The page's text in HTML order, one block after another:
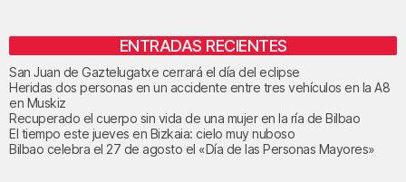
ENTRADAS RECIENTES
San Juan de Gaztelugatxe cerrará el día del eclipse
Heridas dos personas en un accidente entre tres vehículos en la A8
en Muskiz
Recuperado el cuerpo sin vida de una mujer en la ría de Bilbao
El tiempo este jueves en Bizkaia: cielo muy nuboso
Bilbao celebra el 27 de agosto el «Día de las Personas Mayores»